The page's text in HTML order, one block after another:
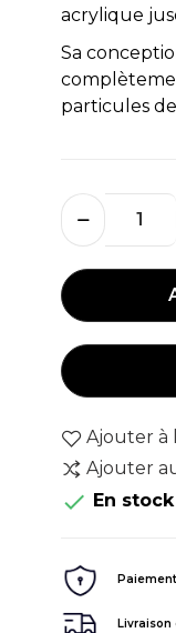
acrylique
Sa
particules
Ajouter à
Ajouter
 En stock
Livraison